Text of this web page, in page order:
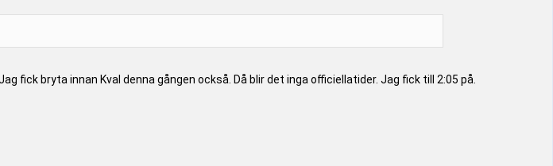
fick bryta innan Kval denna gången också. Då blir det inga officiellatider. Jag fick till 2:05 på.